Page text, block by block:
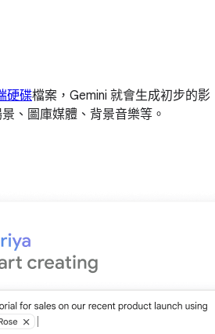
硬碟檔案，Gemini 就會生成初步的影
、圖庫媒體、背景音樂等。